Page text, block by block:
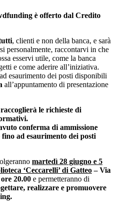
è offerto dal Credito
, clienti e non della banca, e sarà
personalmente, raccontarvi in che
esservi utile, come la banca
e come aderire all’iniziativa.
esaurimento dei posti disponibili
all’appuntamento di presentazione
raccoglierà le richieste di
conferma di ammissione
ad esaurimento dei posti
martedì 28 giugno e 5
‘Ceccarelli’ di Gatteo– Via
20.00 e permetteranno di
realizzare e promuovere